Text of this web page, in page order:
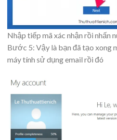
Nhập tiếp mã xác nhận rồi nhấn
Bước 5: Vậy là bạn đã tạo xong
máy tính sử dụng email rồi đó